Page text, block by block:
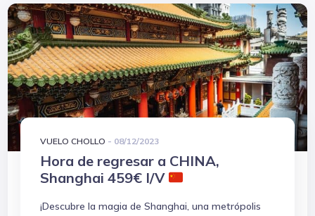
VUELO CHOLLO - 08/12/2023
Hora de regresar a CHINA,
Shanghai 459€ I/V
¡Descubre la magia de Shanghai, una metrópolis